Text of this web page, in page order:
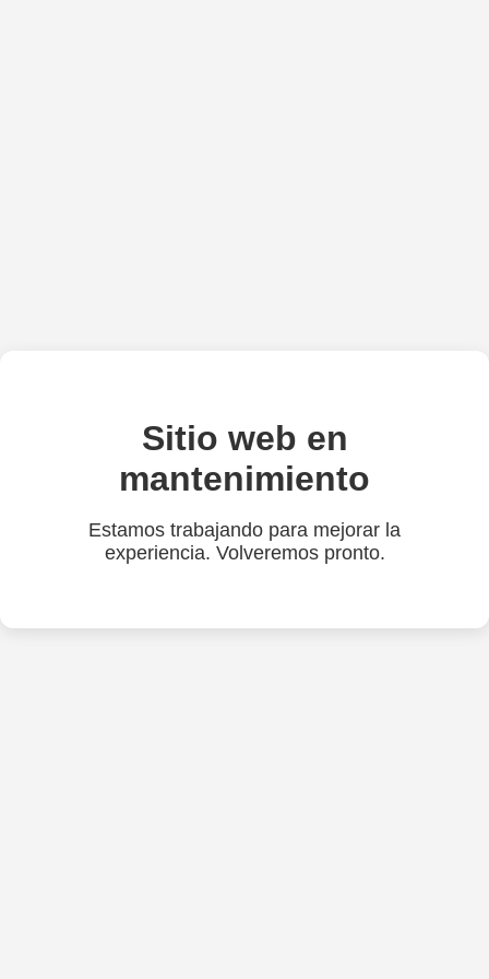
Sitio web en
mantenimiento
Estamos trabajando para mejorar la
experiencia. Volveremos pronto.